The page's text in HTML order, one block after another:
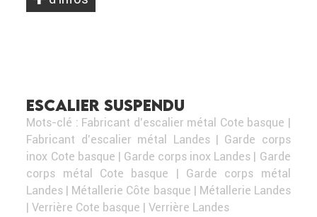
ESCALIER SUSPENDU
Mots-clé : Fabricant d'escalier métal Cote basque |
Fabricant d'escalier métal Landes| Garde corps
inox Cote basque | Garde corps inox Landes | Garde
corps métal Cote basque | Garde corps métal
Landes | Métallerie Côte basque | Métallerie Landes
|Verrière Cote basque |Verrière Landes